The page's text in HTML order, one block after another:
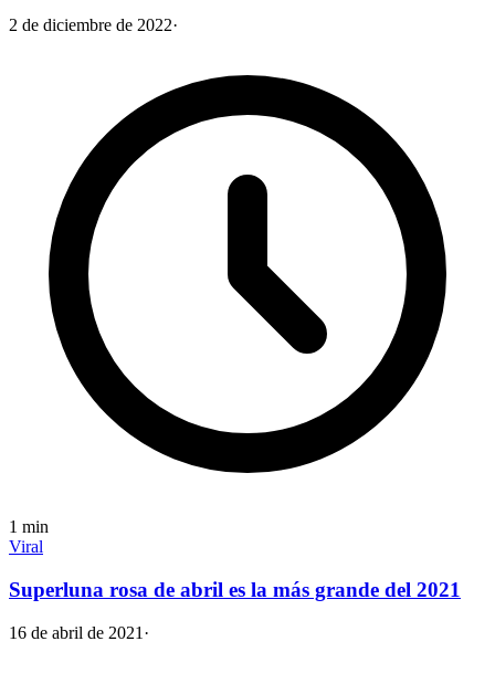
2 de diciembre de 2022·
1 min
Viral
Superluna rosa de abril es la más grande del 2021
16 de abril de 2021 ·